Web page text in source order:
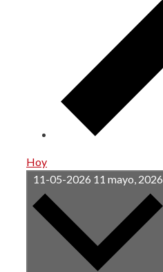
Hoy
11-05-2026 11 mayo, 2026